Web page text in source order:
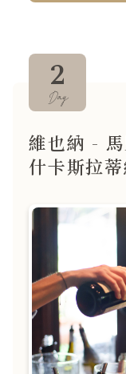
維也納 -
什卡斯拉
2
Day